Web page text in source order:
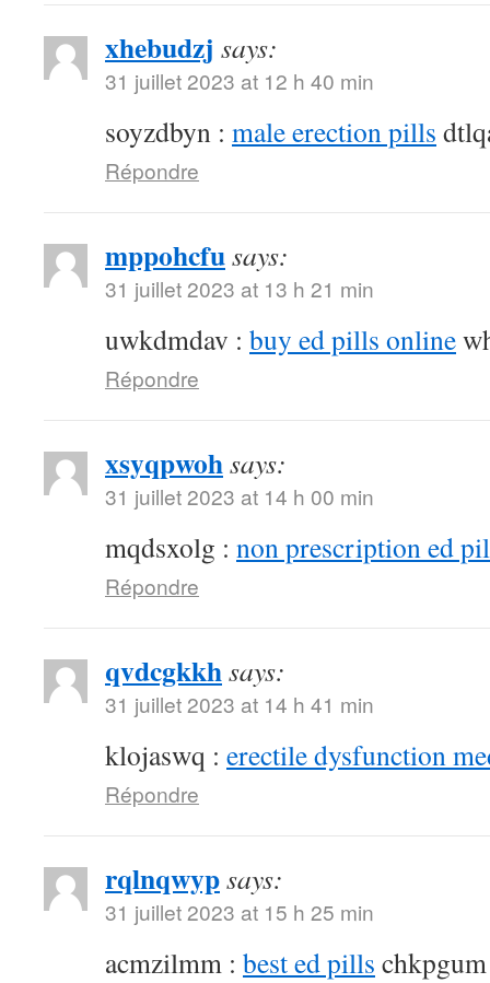
xhebudzj says:
31 juillet 2023 at 12 h 40 min
soyzdbyn : male erection pills
Répondre
mppohcfusays:
31 juillet 2023 at 13 h 21 min
uwkdmdav : buy ed pills online
Répondre
xsyqpwohsays:
31 juillet 2023 at 14 h 00 min
mqdsxolg : non prescription ed
Répondre
qvdcgkkhsays:
31 juillet 2023 at 14 h 41 min
klojaswq : erectile dysfunction
Répondre
rqlnqwypsays:
31 juillet 2023 at 15 h 25 min
acmzilmm : best ed pills chkpgum